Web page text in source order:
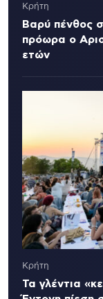
Κρήτη
Βαρύ πένθος
πρόωρα ο
ετών
Κρήτη
Τα γλέντια